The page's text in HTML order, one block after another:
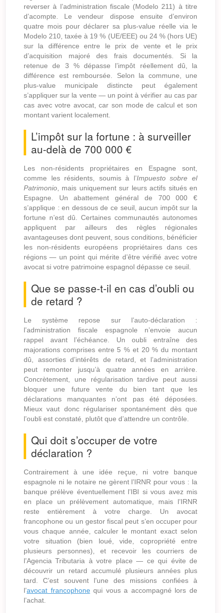
reverser à l’administration fiscale (Modelo 211) à titre
d’acompte. Le vendeur dispose ensuite d’environ
quatre mois pour déclarer sa plus-value réelle via le
Modelo 210, taxée à 19 % (UE/EEE) ou 24 % (hors UE)
sur la différence entre le prix de vente et le prix
d’acquisition majoré des frais documentés. Si la
retenue de 3 % dépasse l’impôt réellement dû, la
différence est remboursée. Selon la commune, une
plus-value municipale distincte peut également
s’appliquer sur la vente — un point à vérifier au cas par
cas avec votre avocat, car son mode de calcul et son
montant varient localement.
L’impôt sur la fortune : à surveiller
au-delà de 700 000 €
Les non-résidents propriétaires en Espagne sont,
comme les résidents, soumis à l’Impuesto sobre el
Patrimonio , mais uniquement sur leurs actifs situés en
Espagne. Un abattement général de 700 000 €
s’applique : en dessous de ce seuil, aucun impôt sur la
fortune n’est dû. Certaines communautés autonomes
appliquent par ailleurs des règles régionales
avantageuses dont peuvent, sous conditions, bénéficier
les non-résidents européens propriétaires dans ces
régions — un point qui mérite d’être vérifié avec votre
avocat si votre patrimoine espagnol dépasse ce seuil.
Que se passe-t-il en cas d’oubli ou
de retard ?
Le système repose sur l’auto-déclaration :
l’administration fiscale espagnole n’envoie aucun
rappel avant l’échéance. Un oubli entraîne des
majorations comprises entre 5 % et 20 % du montant
dû, assorties d’intérêts de retard, et l’administration
peut remonter jusqu’à quatre années en arrière.
Concrètement, une régularisation tardive peut aussi
bloquer une future vente du bien tant que les
déclarations manquantes n’ont pas été déposées.
Mieux vaut donc régulariser spontanément dès que
l’oubli est constaté, plutôt que d’attendre un contrôle.
Qui doit s’occuper de votre
déclaration ?
Contrairement à une idée reçue, ni votre banque
espagnole ni le notaire ne gèrent l’IRNR pour vous : la
banque prélève éventuellement l’IBI si vous avez mis
en place un prélèvement automatique, mais l’IRNR
reste entièrement à votre charge. Un avocat
francophone ou un gestor fiscal peut s’en occuper pour
vous chaque année, calculer le montant exact selon
votre situation (bien loué, vide, copropriété entre
plusieurs personnes), et recevoir les courriers de
l’Agencia Tributaria à votre place — ce qui évite de
découvrir un retard accumulé plusieurs années plus
tard. C’est souvent l’une des missions confiées à
l’avocat francophonequi vous a accompagné lors de
l’achat.